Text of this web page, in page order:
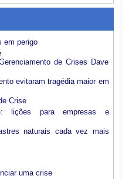
em perigo
de Crises Dave
evitaram tragédia maior em
Crise
lições para empresas e
naturais cada vez mais
uma crise